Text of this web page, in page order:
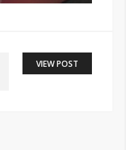
VIEW POST